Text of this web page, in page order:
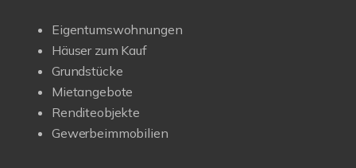
Eigentumswohnungen
Häuser zum Kauf
Grundstücke
Mietangebote
Renditeobjekte
Gewerbeimmobilien